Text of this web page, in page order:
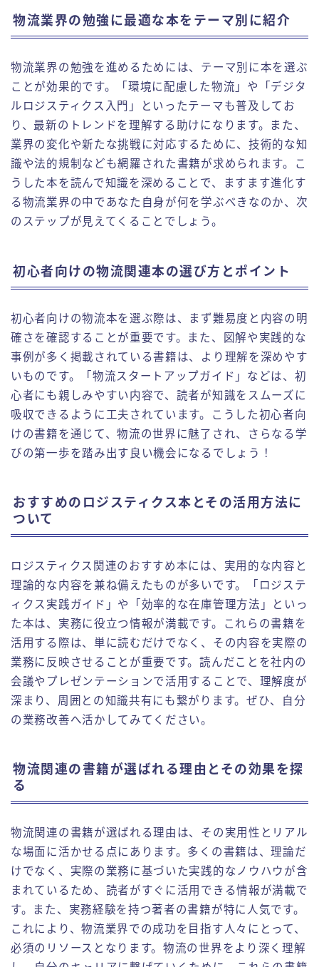
物流業界の勉強に最適な本をテーマ別に紹介
物流業界の勉強を進めるためには、テーマ別に本を選ぶ
ことが効果的です。「環境に配慮した物流」や「デジタ
ルロジスティクス入門」といったテーマも普及してお
り、最新のトレンドを理解する助けになります。また、
業界の変化や新たな挑戦に対応するために、技術的な知
識や法的規制なども網羅された書籍が求められます。こ
うした本を読んで知識を深めることで、ますます進化す
る物流業界の中であなた自身が何を学ぶべきなのか、次
のステップが見えてくることでしょう。
初心者向けの物流関連本の選び方とポイント
初心者向けの物流本を選ぶ際は、まず難易度と内容の明
確さを確認することが重要です。また、図解や実践的な
事例が多く掲載されている書籍は、より理解を深めやす
いものです。「物流スタートアップガイド」などは、初
心者にも親しみやすい内容で、読者が知識をスムーズに
吸収できるように工夫されています。こうした初心者向
けの書籍を通じて、物流の世界に魅了され、さらなる学
びの第一歩を踏み出す良い機会になるでしょう！
おすすめのロジスティクス本とその活用方法に
ついて
ロジスティクス関連のおすすめ本には、実用的な内容と
理論的な内容を兼ね備えたものが多いです。「ロジステ
ィクス実践ガイド」や「効率的な在庫管理方法」といっ
た本は、実務に役立つ情報が満載です。これらの書籍を
活用する際は、単に読むだけでなく、その内容を実際の
業務に反映させることが重要です。読んだことを社内の
会議やプレゼンテーションで活用することで、理解度が
深まり、周囲との知識共有にも繋がります。ぜひ、自分
の業務改善へ活かしてみてください。
物流関連の書籍が選ばれる理由とその効果を探
る
物流関連の書籍が選ばれる理由は、その実用性とリアル
な場面に活かせる点にあります。多くの書籍は、理論だ
けでなく、実際の業務に基づいた実践的なノウハウが含
まれているため、読者がすぐに活用できる情報が満載で
す。また、実務経験を持つ著者の書籍が特に人気です。
これにより、物流業界での成功を目指す人々にとって、
必須のリソースとなります。物流の世界をより深く理解